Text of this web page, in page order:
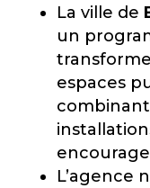
La ville de
un
espaces
L’agence